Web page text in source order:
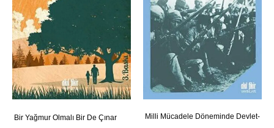
Bir Yağmur Olmalı Bir De Çınar
Milli Mücadele Döneminde Devlet-